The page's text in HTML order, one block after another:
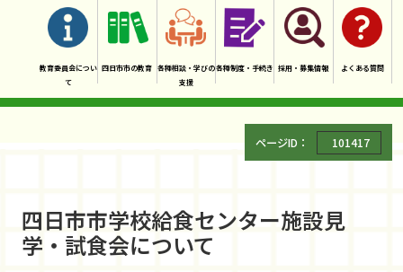
教育委員会につい
て
四日市市の教育 各種相談・学びの
支援
各種制度・手続き 採用・募集情報 よくある質問
ページID： 101417
四日市市学校給食センター施設見
学・試食会について